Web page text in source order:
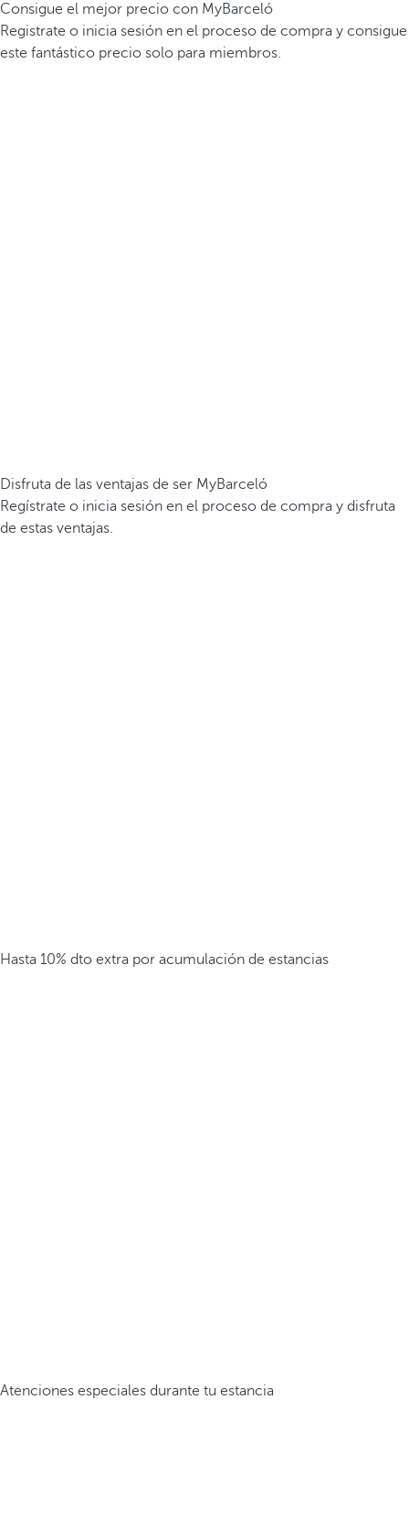
Consigue el mejor precio con MyBarceló
Registrate o inicia sesión en el proceso de compra y consigue
este fantástico precio solo para miembros.
Disfruta de las ventajas de ser MyBarceló
Regístrate o inicia sesión en el proceso de compra y disfruta
de estas ventajas.
Hasta 10% dto extra por acumulación de estancias
Atenciones especiales durante tu estancia